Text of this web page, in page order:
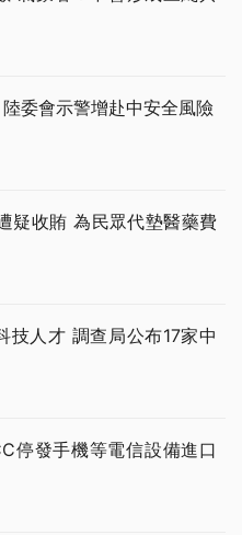
委會示警增赴中安全風險
疑收賄 為民眾代墊醫藥費
技人才 調查局公布17家中
停發手機等電信設備進口